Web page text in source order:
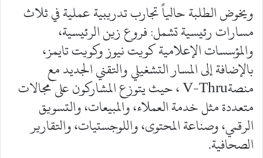
ويخوض الطلبة حالياً تجارب تدريبية عملية في ثلاث
مسارات رئيسية تشمل: فروع زين الرئيسية،
والمؤسسات الإعلامية كويت نيوز وكويت تايمز،
بالإضافة إلى المسار التشغيلي والتقني الجديد مع
منصةV-Thru ، حيث يتوزع المشاركون على مجالات
متعددة مثل خدمة العملاء، والمبيعات، والتسويق
الرقمي، وصناعة المحتوى، واللوجستيات، والتقارير
الصحافية.